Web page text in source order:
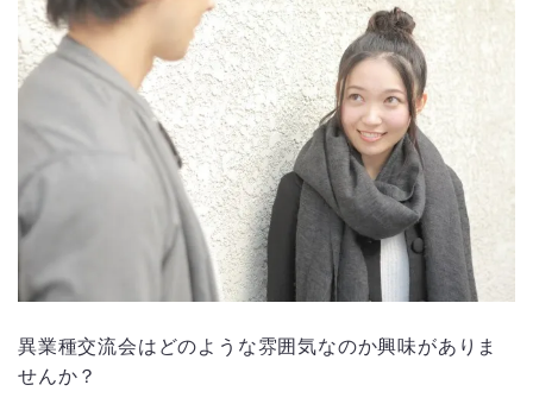
異業種交流会はどのような雰囲気なのか興味がありま
せんか？